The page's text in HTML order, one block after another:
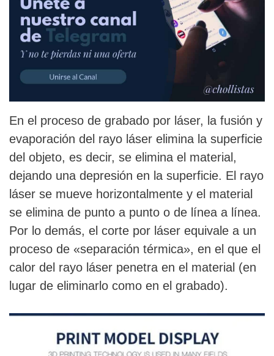
En el proceso de grabado por láser, la fusión y
evaporación del rayo láser elimina la superficie
del objeto, es decir, se elimina el material,
dejando una depresión en la superficie. El rayo
láser se mueve horizontalmente y el material
se elimina de punto a punto o de línea a línea.
Por lo demás, el corte por láser equivale a un
proceso de «separación térmica», en el que el
calor del rayo láser penetra en el material (en
lugar de eliminarlo como en el grabado).